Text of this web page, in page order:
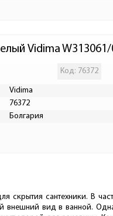
Vidima W313061/
Код: 76372
Vidima
76372
Болгария
скрытия сантехники. В
вид в ванной.